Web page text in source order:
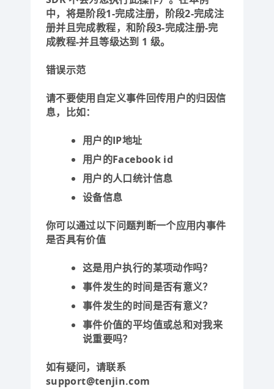
中，将是阶段1-完成注册，阶段2-完成注
册并且完成教程，和阶段3-完成注册-完
成教程-并且等级达到 1 级。
错误示范
请不要使用自定义事件回传用户的归因信
息，比如：
用户的IP地址
用户的Facebook id
用户的人口统计信息
设备信息
你可以通过以下问题判断一个应用内事件
是否具有价值
这是用户执行的某项动作吗？
事件发生的时间是否有意义？
事件发生的时间是否有意义？
事件价值的平均值或总和对我来
说重要吗？
如有疑问，请联系
support@tenjin.com